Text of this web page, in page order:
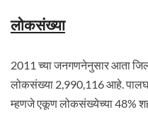
लोकसंख्या
2011 च्या जनगणनेनुसार आता
लोकसंख्या 2,990,116 आहे.
म्हणजे एकूण लोकसंख्येच्या 48%